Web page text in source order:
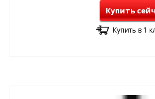
Купить
Купить в 1